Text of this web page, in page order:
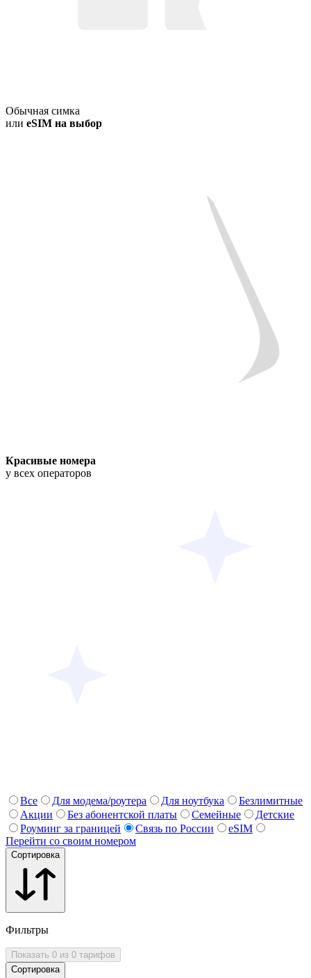
Обычная симка
или eSIM на выбор
Красивые номера
у всех операторов
Все Для модема/роутера Для ноутбука
Безлимитные
Акции
Без абонентской платы Семейные
Детские
Роуминг за границей
Связь по России
eSIM
Перейти со своим номером
Сортировка
Фильтры
Показать 0 из 0 тарифов
Сортировка